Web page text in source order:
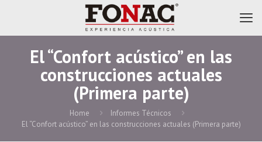
El “Confort acústico” en las
construcciones actuales
(Primera parte)
Home
Informes Técnicos
El “Confort acústico” en las construcciones actuales (Primera parte)